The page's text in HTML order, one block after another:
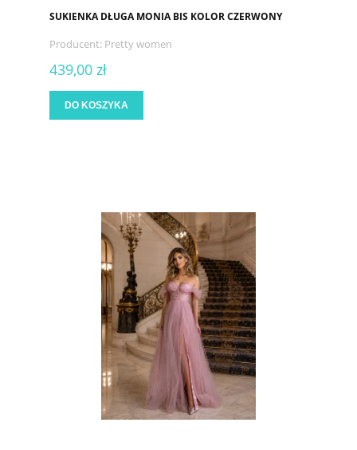
SUKIENKA DŁUGA MONIA BIS KOLOR CZERWONY
Producent: Pretty women
439,00 zł
DO KOSZYKA